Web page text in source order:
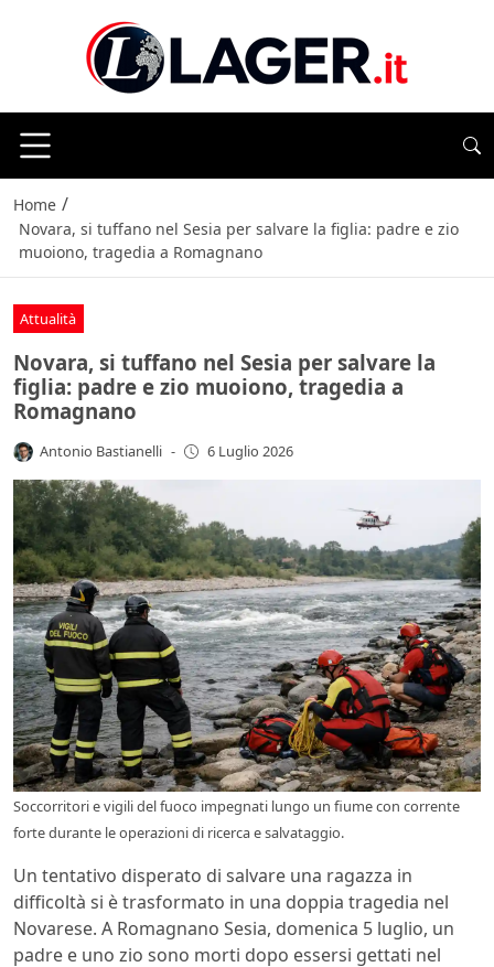
Home /
Novara, si tuffano nel Sesia per salvare la figlia: padre e zio
muoiono, tragedia a Romagnano
Attualità
Novara, si tuffano nel Sesia per salvare la
figlia: padre e zio muoiono, tragedia a
Romagnano
Antonio Bastianelli - 6 Luglio 2026
Soccorritori e vigili del fuoco impegnati lungo un fiume con corrente
forte durante le operazioni di ricerca e salvataggio.
Un tentativo disperato di salvare una ragazza in
difficoltà si è trasformato in una doppia tragedia nel
Novarese. A Romagnano Sesia, domenica 5 luglio, un
padre e uno zio sono morti dopo essersi gettati nel